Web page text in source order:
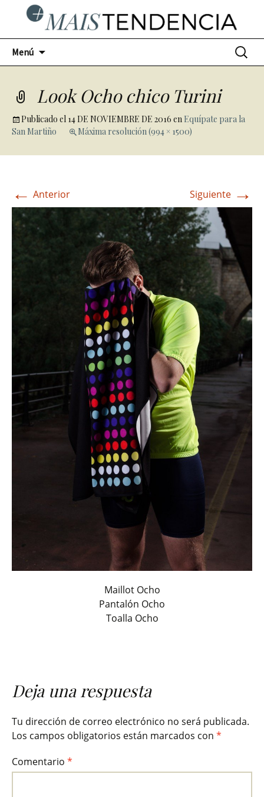
Menú Buscar:
Look Ocho chico Turini
Publicado el 14 DE NOVIEMBRE DE 2016 en Equípate para la
San Martiño
Máxima resolución (994 × 1500)
← Anterior Siguiente →
Maillot Ocho
Pantalón Ocho
Toalla Ocho
Deja una respuesta
Tu dirección de correo electrónico no será publicada.
Los campos obligatorios están marcados con *
Comentario *